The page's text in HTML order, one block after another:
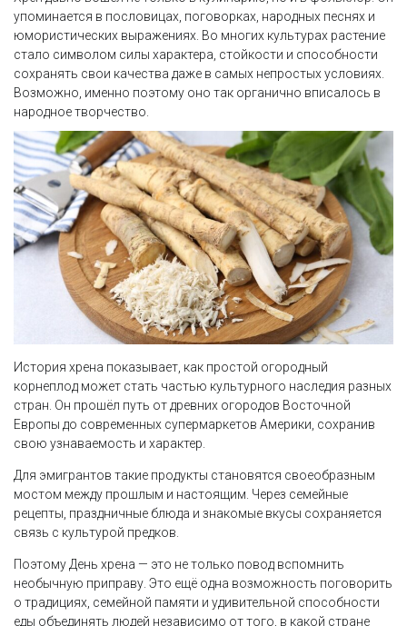
упоминается в пословицах, поговорках, народных песнях и
юмористических выражениях. Во многих культурах растение
стало символом силы характера, стойкости и способности
сохранять свои качества даже в самых непростых условиях.
Возможно, именно поэтому оно так органично вписалось в
народное творчество.
История хрена показывает, как простой огородный
корнеплод может стать частью культурного наследия разных
стран. Он прошёл путь от древних огородов Восточной
Европы до современных супермаркетов Америки, сохранив
свою узнаваемость и характер.
Для эмигрантов такие продукты становятся своеобразным
мостом между прошлым и настоящим. Через семейные
рецепты, праздничные блюда и знакомые вкусы сохраняется
связь с культурой предков.
Поэтому День хрена — это не только повод вспомнить
необычную приправу. Это ещё одна возможность поговорить
о традициях, семейной памяти и удивительной способности
еды объединять людей независимо от того, в какой стране